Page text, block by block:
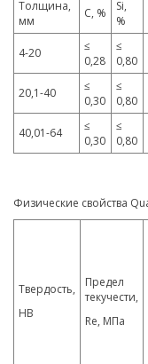
Толщина,
мм
C, %
Si,
%
4-20
≤
0,28
≤
0,80
20,1-40
≤
0,30
≤
0,80
40,01-64
≤
0,30
≤
0,80
Физические свойства
Твердость,
HB
Предел
текучести,
Re, МПа